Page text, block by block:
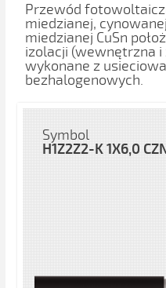
Przewód
miedzianej,
miedzianej CuSn
izolacji (wewnętrzna i
wykonane z
bezhalogenowych.
Symbol
H1Z2Z2-K 1X6,0